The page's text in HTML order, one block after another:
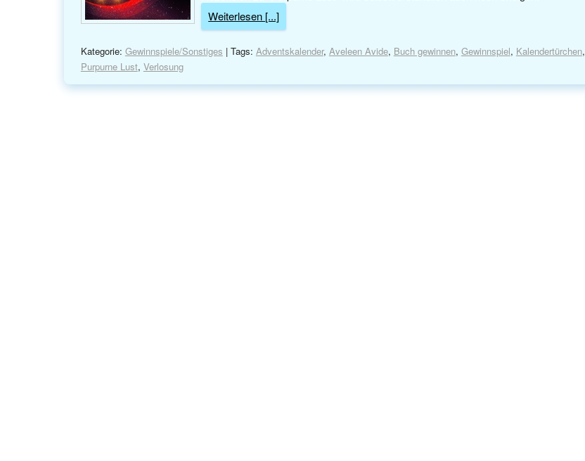
Weiterlesen [...]
Kategorie: Gewinnspiele/Sonstiges | Tags: Adventskalender, Aveleen Avide, Buch gewinnen, Gewinnspiel, Kalendertürchen,
Purpurne Lust, Verlosung